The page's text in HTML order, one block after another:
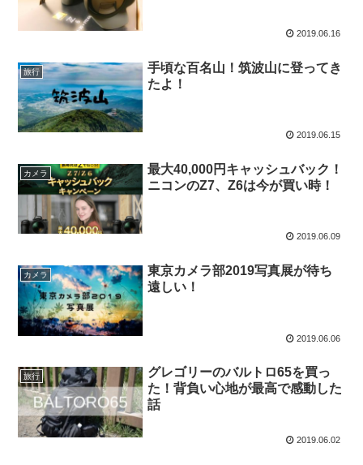
2019.06.16
旅行
手頃な百名山！筑波山に登ってき
たよ！
2019.06.15
カメラ
最大40,000円キャッシュバック！
ニコンのZ7、Z6は今が買い時！
2019.06.09
カメラ
東京カメラ部2019写真展が待ち
遠しい！
2019.06.06
旅行
グレゴリーのバルトロ65を買っ
た！背負い心地が最高で感動した
話
2019.06.02